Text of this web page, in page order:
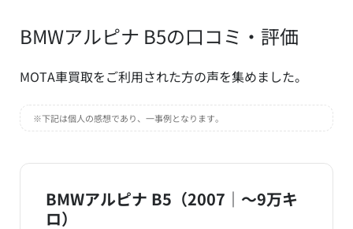
BMWアルピナ B5の口コミ・評価
MOTA車買取をご利用された方の声を集めました。
※下記は個人の感想であり、一事例となります。
BMWアルピナ B5（2007｜～9万キ
ロ）